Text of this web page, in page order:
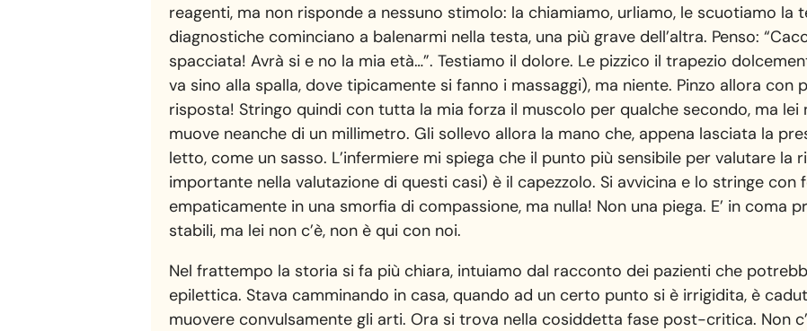
reagenti, ma non risponde a nessuno stimolo: la chiamiamo, urliamo, le scuotiamo la
diagnostiche cominciano a balenarmi nella testa, una più grave dell’altra. Penso:
spacciata! Avrà si e no la mia età…”. Testiamo il dolore. Le pizzico il trapezio
va sino alla spalla, dove tipicamente si fanno i massaggi), ma niente. Pinzo allora con
risposta! Stringo quindi con tutta la mia forza il muscolo per qualche secondo, ma lei
muove neanche di un millimetro. Gli sollevo allora la mano che, appena lasciata la
letto, come un sasso. L’infermiere mi spiega che il punto più sensibile per valutare
importante nella valutazione di questi casi) è il capezzolo. Si avvicina e lo stringe con
empaticamente in una smorfia di compassione, ma nulla! Non una piega. E’ in coma
stabili, ma lei non c’è, non è qui con noi.
Nel frattempo la storia si fa più chiara, intuiamo dal racconto dei pazienti che
epilettica. Stava camminando in casa, quando ad un certo punto si è irrigidita, è
muovere convulsamente gli arti. Ora si trova nella cosiddetta fase post-critica. Non